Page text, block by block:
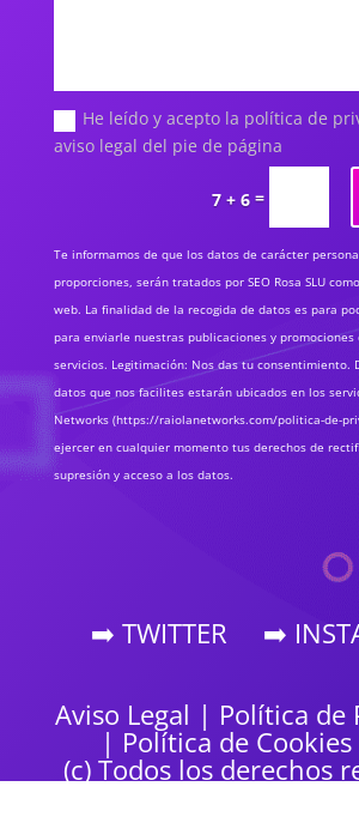
He leído y acepto la política de
aviso legal del pie de página
7 + 6 =
Te informamos de que los datos de carácter
proporciones, serán tratados por SEO Rosa SLU
web. La finalidad de la recogida de datos es para
para enviarle nuestras publicaciones y promociones
servicios. Legitimación: Nos das tu consentimiento.
datos que nos facilites estarán ubicados en los
Networks (https://raiolanetworks.com/politica-de-
ejercer en cualquier momento tus derechos de
supresión y acceso a los datos.
➡️ TWITTER ➡️
Aviso Legal | Política de
| Política de Cookies
(c) Todos los derechos